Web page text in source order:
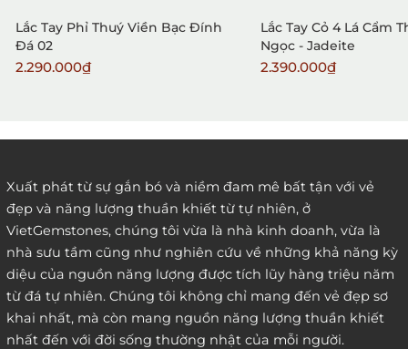
3. Đặt hàng thông quaemail hay chat trực tiếp với
chúng tôi:
Lắc Tay Phỉ Thuý Viền Bạc Đính
Đá 02
2.290.000₫
Lắc Tay Cỏ 4 Lá Cẩm
Ngọc - Jadeite
2.390.000₫
Xuất phát từ sự gắn bó và niềm đam mê bất tận với vẻ
đẹp và năng lượng thuần khiết từ tự nhiên, ở
VietGemstones, chúng tôi vừa là nhà kinh doanh, vừa là
nhà sưu tầm cũng như nghiên cứu về những khả năng kỳ
diệu của nguồn năng lượng được tích lũy hàng triệu năm
từ đá tự nhiên. Chúng tôi không chỉ mang đến vẻ đẹp sơ
khai nhất, mà còn mang nguồn năng lượng thuần khiết
nhất đến với đời sống thường nhật của mỗi người.